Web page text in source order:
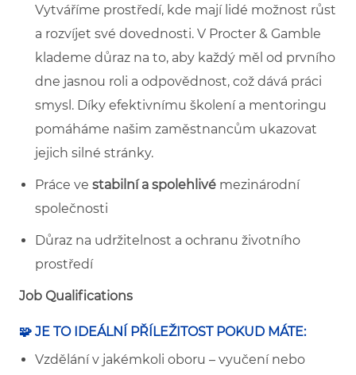
Vytváříme prostředí, kde mají lidé možnost růst
a rozvíjet své dovednosti. V Procter & Gamble
klademe důraz na to, aby každý měl od prvního
dne jasnou roli a odpovědnost, což dává práci
smysl. Díky efektivnímu školení a mentoringu
pomáháme našim zaměstnancům ukazovat
jejich silné stránky.
Práce ve stabilní a spolehlivé mezinárodní
společnosti
Důraz na udržitelnost a ochranu životního
prostředí
Job Qualifications
🧩 JE TO IDEÁLNÍ PŘÍLEŽITOST POKUD MÁTE:
Vzdělání v jakémkoli oboru – vyučení nebo